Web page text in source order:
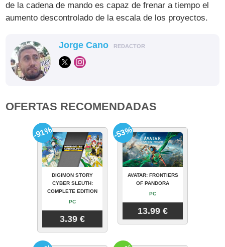
de la cadena de mando es capaz de frenar a tiempo el
aumento descontrolado de la escala de los proyectos.
Jorge Cano REDACTOR
OFERTAS RECOMENDADAS
DIGIMON STORY
CYBER SLEUTH:
COMPLETE EDITION
PC
3.39 €
-91%
AVATAR: FRONTIERS
OF PANDORA
PC
13.99 €
-53%